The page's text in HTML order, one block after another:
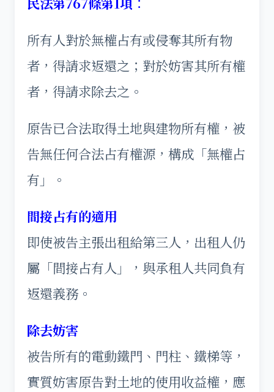
所有人對於無權占有或侵奪其所有物
者，得請求返還之；對於妨害其所有權
者，得請求除去之。
原告已合法取得土地與建物所有權，被
告無任何合法占有權源，構成「無權占
有」。
間接占有的適用
即使被告主張出租給第三人，出租人仍
屬「間接占有人」，與承租人共同負有
返還義務。
除去妨害
被告所有的電動鐵門、門柱、鐵梯等，
實質妨害原告對土地的使用收益權，應